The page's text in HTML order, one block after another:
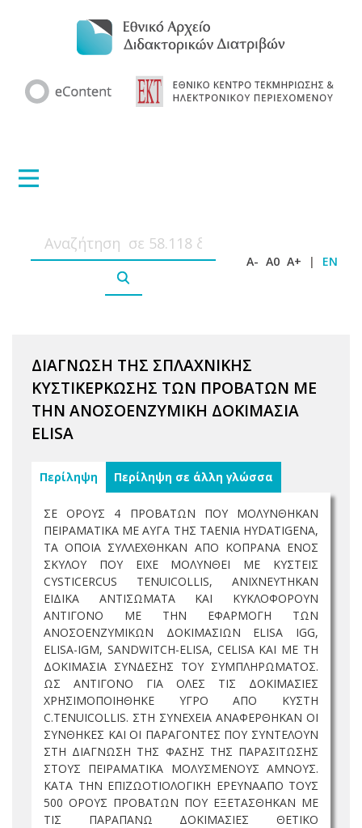
A- A0 A+ | EN
ΔΙΑΓΝΩΣΗ ΤΗΣ ΣΠΛΑΧΝΙΚΗΣ
ΚΥΣΤΙΚΕΡΚΩΣΗΣ ΤΩΝ ΠΡΟΒΑΤΩΝ ΜΕ
ΤΗΝ ΑΝΟΣΟΕΝΖΥΜΙΚΗ ΔΟΚΙΜΑΣΙΑ
ELISA
Περίληψη Περίληψη σε άλλη γλώσσα
ΣΕ ΟΡΟΥΣ 4 ΠΡΟΒΑΤΩΝ ΠΟΥ ΜΟΛΥΝΘΗΚΑΝ
ΠΕΙΡΑΜΑΤΙΚΑ ΜΕ ΑΥΓΑ ΤΗΣ TAENIA HYDATIGENA,
ΤΑ ΟΠΟΙΑ ΣΥΛΛΕΧΘΗΚΑΝ ΑΠΟ ΚΟΠΡΑΝΑ ΕΝΟΣ
ΣΚΥΛΟΥ ΠΟΥ ΕΙΧΕ ΜΟΛΥΝΘΕΙ ΜΕ ΚΥΣΤΕΙΣ
CYSTICERCUS TENUICOLLIS, ΑΝΙΧΝΕΥΤΗΚΑΝ
ΕΙΔΙΚΑ ΑΝΤΙΣΩΜΑΤΑ ΚΑΙ ΚΥΚΛΟΦΟΡΟΥΝ
ΑΝΤΙΓΟΝΟ ΜΕ ΤΗΝ ΕΦΑΡΜΟΓΗ ΤΩΝ
ΑΝΟΣΟΕΝΖΥΜΙΚΩΝ ΔΟΚΙΜΑΣΙΩΝ ELISA IGG,
ELISA-IGM, SANDWITCH-ELISA, CELISA ΚΑΙ ΜΕ ΤΗ
ΔΟΚΙΜΑΣΙΑ ΣΥΝΔΕΣΗΣ ΤΟΥ ΣΥΜΠΛΗΡΩΜΑΤΟΣ.
ΩΣ ΑΝΤΙΓΟΝΟ ΓΙΑ ΟΛΕΣ ΤΙΣ ΔΟΚΙΜΑΣΙΕΣ
ΧΡΗΣΙΜΟΠΟΙΗΘΗΚΕ ΥΓΡΟ ΑΠΟ ΚΥΣΤΗ
C.TENUICOLLIS. ΣΤΗ ΣΥΝΕΧΕΙΑ ΑΝΑΦΕΡΘΗΚΑΝ ΟΙ
ΣΥΝΘΗΚΕΣ ΚΑΙ ΟΙ ΠΑΡΑΓΟΝΤΕΣ ΠΟΥ ΣΥΝΤΕΛΟΥΝ
ΣΤΗ ΔΙΑΓΝΩΣΗ ΤΗΣ ΦΑΣΗΣ ΤΗΣ ΠΑΡΑΣΙΤΩΣΗΣ
ΣΤΟΥΣ ΠΕΙΡΑΜΑΤΙΚΑ ΜΟΛΥΣΜΕΝΟΥΣ ΑΜΝΟΥΣ.
ΚΑΤΑ ΤΗΝ ΕΠΙΖΩΟΤΙΟΛΟΓΙΚΗ ΕΡΕΥΝΑΑΠΟ ΤΟΥΣ
500 ΟΡΟΥΣ ΠΡΟΒΑΤΩΝ ΠΟΥ ΕΞΕΤΑΣΘΗΚΑΝ ΜΕ
ΤΙΣ ΠΑΡΑΠΑΝΩ ΔΟΚΙΜΑΣΙΕΣ ΘΕΤΙΚΟ